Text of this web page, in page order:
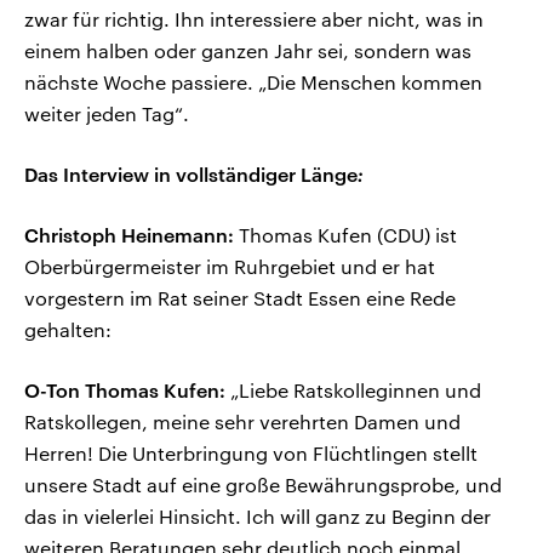
zwar für richtig. Ihn interessiere aber nicht, was in
einem halben oder ganzen Jahr sei, sondern was
nächste Woche passiere. „Die Menschen kommen
weiter jeden Tag“.
Das Interview in vollständiger Länge:
Christoph Heinemann: Thomas Kufen (CDU) ist
Oberbürgermeister im Ruhrgebiet und er hat
vorgestern im Rat seiner Stadt Essen eine Rede
gehalten:
O-Ton Thomas Kufen: „Liebe Ratskolleginnen und
Ratskollegen, meine sehr verehrten Damen und
Herren! Die Unterbringung von Flüchtlingen stellt
unsere Stadt auf eine große Bewährungsprobe, und
das in vielerlei Hinsicht. Ich will ganz zu Beginn der
weiteren Beratungen sehr deutlich noch einmal